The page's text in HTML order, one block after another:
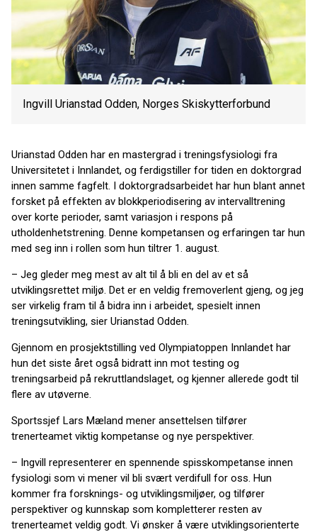
Ingvill Urianstad Odden, Norges Skiskytterforbund
Urianstad Odden har en mastergrad i treningsfysiologi fra
Universitetet i Innlandet, og ferdigstiller for tiden en doktorgrad
innen samme fagfelt. I doktorgradsarbeidet har hun blant annet
forsket på effekten av blokkperiodisering av intervalltrening
over korte perioder, samt variasjon i respons på
utholdenhetstrening. Denne kompetansen og erfaringen tar hun
med seg inn i rollen som hun tiltrer 1. august.
– Jeg gleder meg mest av alt til å bli en del av et så
utviklingsrettet miljø. Det er en veldig fremoverlent gjeng, og jeg
ser virkelig fram til å bidra inn i arbeidet, spesielt innen
treningsutvikling, sier Urianstad Odden.
Gjennom en prosjektstilling ved Olympiatoppen Innlandet har
hun det siste året også bidratt inn mot testing og
treningsarbeid på rekruttlandslaget, og kjenner allerede godt til
flere av utøverne.
Sportssjef Lars Mæland mener ansettelsen tilfører
trenerteamet viktig kompetanse og nye perspektiver.
– Ingvill representerer en spennende spisskompetanse innen
fysiologi som vi mener vil bli svært verdifull for oss. Hun
kommer fra forsknings- og utviklingsmiljøer, og tilfører
perspektiver og kunnskap som kompletterer resten av
trenerteamet veldig godt. Vi ønsker å være utviklingsorienterte